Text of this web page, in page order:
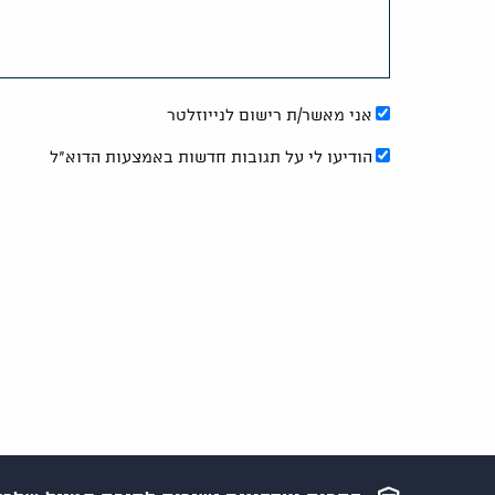
אני מאשר/ת רישום לנייוזלטר
הודיעו לי על תגובות חדשות באמצעות הדוא"ל